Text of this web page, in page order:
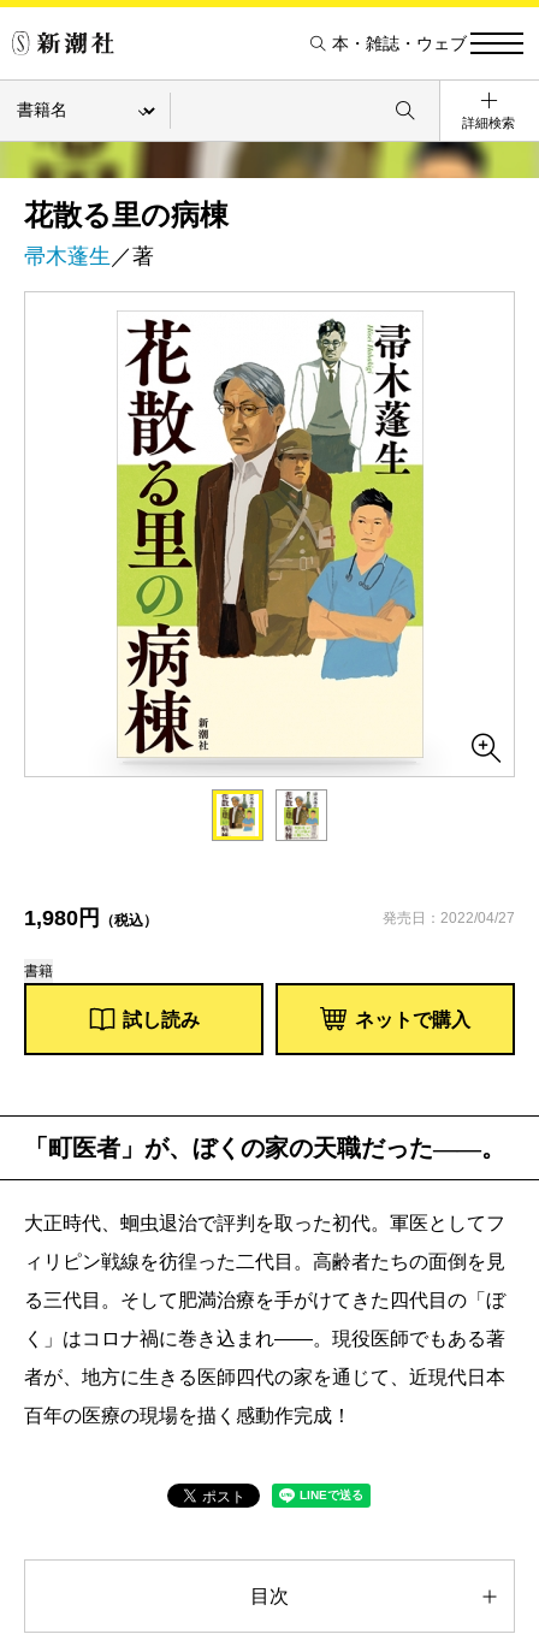
本・雑誌・ウェブ
詳細検索
花散る里の病棟
帚木蓬生 ／著
1,980円 （税込） 発売日：2022/04/27
書籍
試し読み ネットで購入
「町医者」が、ぼくの家の天職だった――。
大正時代、蛔虫退治で評判を取った初代。軍医としてフ
ィリピン戦線を彷徨った二代目。高齢者たちの面倒を見
る三代目。そして肥満治療を手がけてきた四代目の「ぼ
く」はコロナ禍に巻き込まれ――。現役医師でもある著
者が、地方に生きる医師四代の家を通じて、近現代日本
百年の医療の現場を描く感動作完成！
目次